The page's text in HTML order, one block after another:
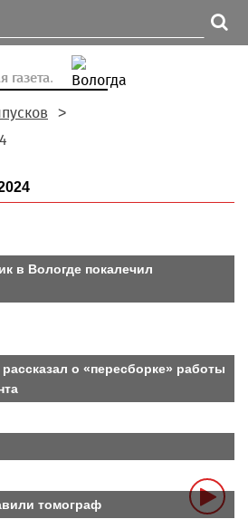
газета.
в Вологде покалечил
о «пересборке» работы
томограф